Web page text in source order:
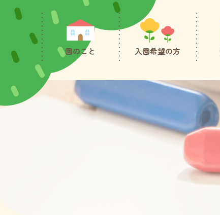
園のこと 入園希望の方